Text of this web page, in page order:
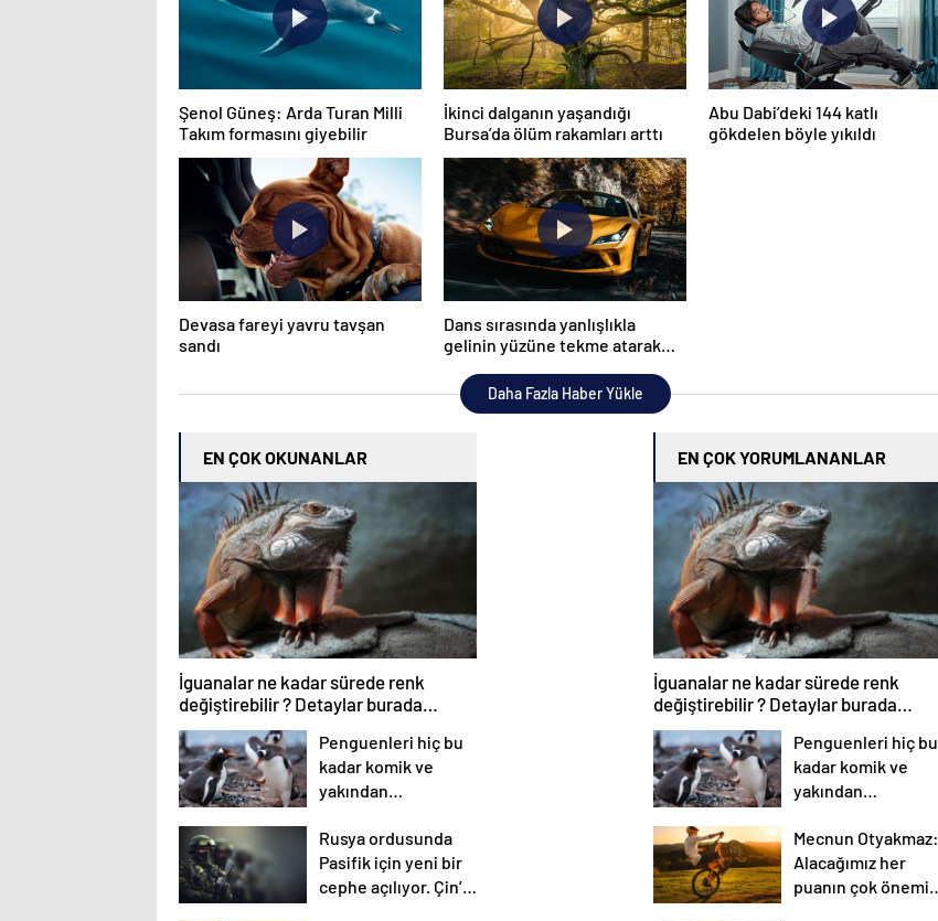
Şenol Güneş: Arda Turan Milli
Takım formasını giyebilir
İkinci dalganın yaşandığı
Bursa’da ölüm rakamları arttı
Abu Dabi’deki 144 katlı
gökdelen böyle yıkıldı
Devasa fareyi yavru tavşan
sandı
Dans sırasında yanlışlıkla
gelinin yüzüne tekme atarak
Daha Fazla Haber Yükle
EN ÇOK OKUNANLAR
İguanalar ne kadar sürede renk
değiştirebilir ? Detaylar burada…
Penguenleri hiç bu
kadar komik ve
yakından
Rusya ordusunda
Pasifik için yeni bir
cephe açılıyor. Çin’in
EN ÇOK YORUMLANANLAR
İguanalar ne kadar sürede renk
değiştirebilir ? Detaylar burada…
Penguenleri hiç bu
kadar komik ve
yakından
Mecnun Otyakmaz:
Alacağımız her
puanın çok önemi